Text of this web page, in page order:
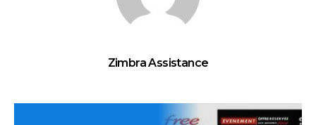
Zimbra Assistance